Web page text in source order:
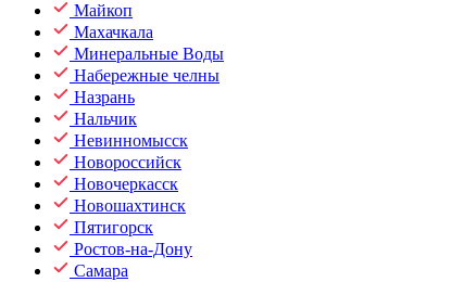
Майкоп
Махачкала
Минеральные Воды
Набережные челны
Назрань
Нальчик
Невинномысск
Новороссийск
Новочеркасск
Новошахтинск
Пятигорск
Ростов-на-Дону
Самара